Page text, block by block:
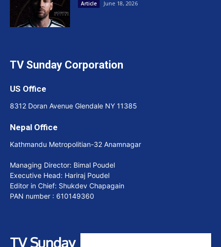
Article June 18, 2026
TV Sunday Corporation
US Office
8312 Doran Avenue Glendale NY 11385
Nepal Office
Kathmandu Metropolitian-32 Anamnagar
Managing Director: Bimal Poudel
Executive Head: Hariraj Poudel
Editor in Chief: Shukdev Chapagain
PAN number : 610149360
TV Sunday